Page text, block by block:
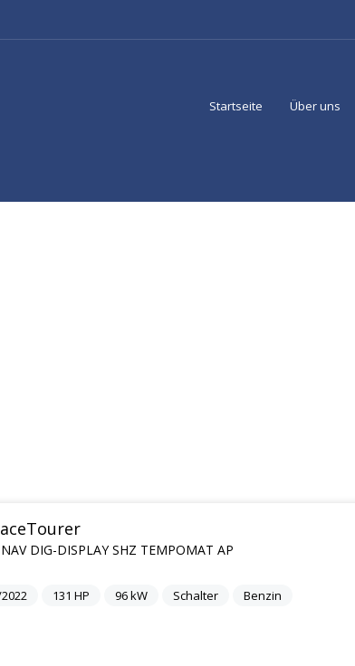
Startseite Über uns
DIG-DISPLAY SHZ TEMPOMAT AP
131 HP 96kW Schalter Benzin